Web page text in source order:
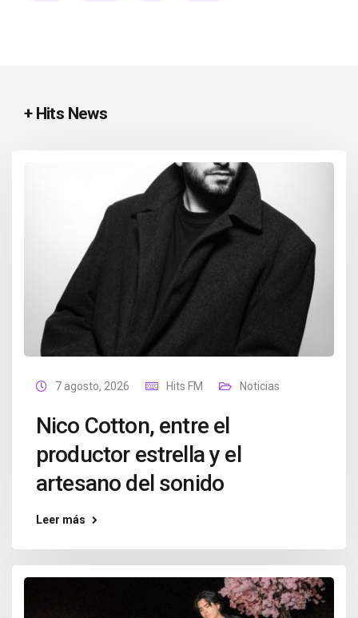
+ Hits News
7 agosto, 2026 Hits FM Noticias
Nico Cotton, entre el
productor estrella y el
artesano del sonido
Leer más